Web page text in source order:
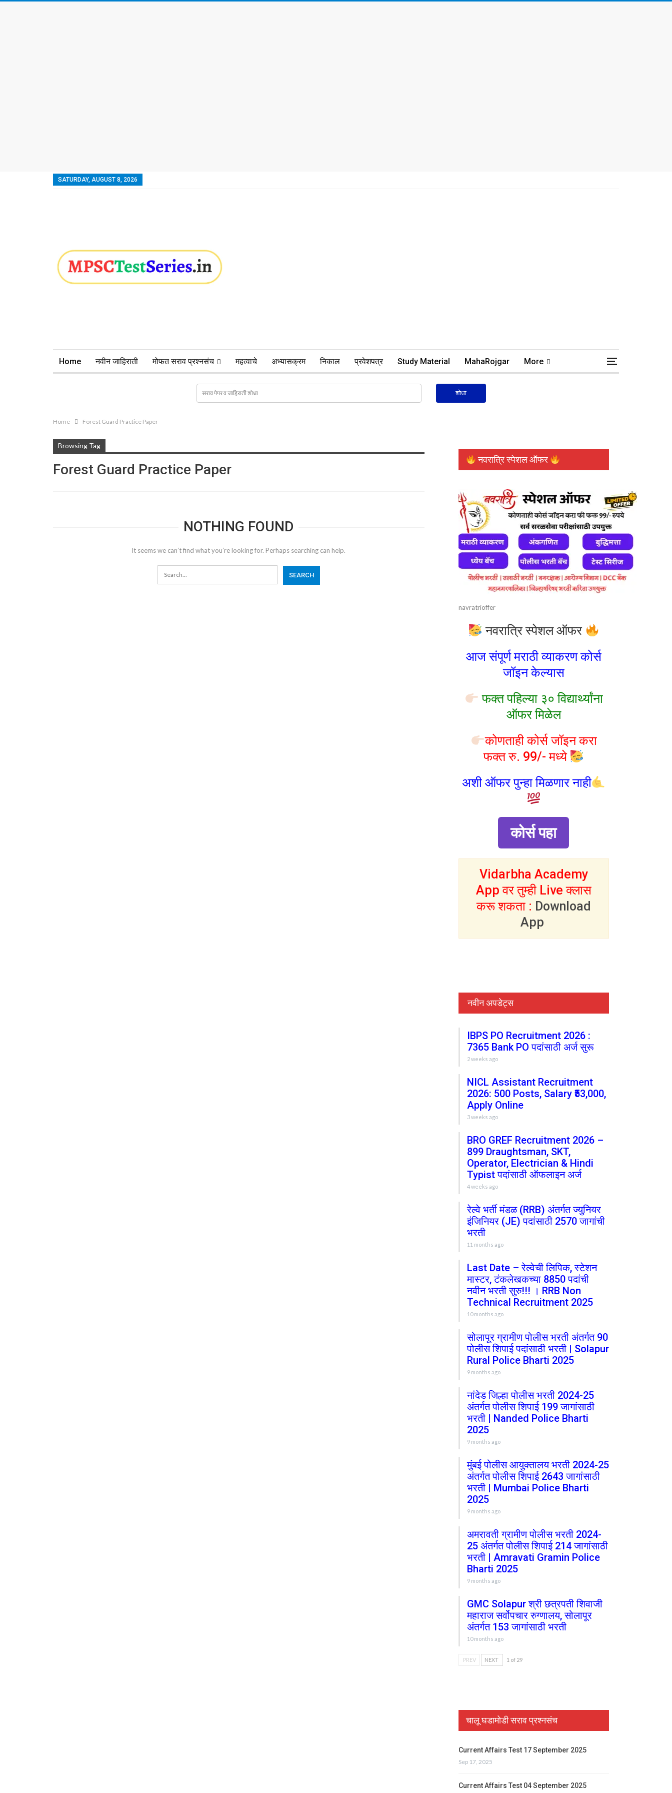
SATURDAY, AUGUST 8, 2026
Home नवीन जाहिराती मोफत सराव प्रश्नसंच महत्वाचे अभ्यासक्रम निकाल प्रवेशपत्र Study Material MahaRojgar More
Home Forest Guard Practice Paper
Browsing Tag
Forest Guard Practice Paper
NOTHING FOUND
It seems we can’t find what you’re looking for. Perhaps searching can help.
नवरात्रि स्पेशल ऑफर
navratrioffer
नवरात्रि स्पेशल ऑफर
आज संपूर्ण मराठी व्याकरण कोर्स
जॉइन केल्यास
फक्त पहिल्या ३० विद्यार्थ्यांना
ऑफर मिळेल
कोणताही कोर्स जॉइन करा
फक्त रु. 99/- मध्ये
अशी ऑफर पुन्हा मिळणार नाही
कोर्स पहा
Vidarbha Academy
App वर तुम्ही Live क्लास
करू शकता : Download
App
नवीन अपडेट्स
IBPS PO Recruitment 2026 :
7365 Bank PO पदांसाठी अर्ज सुरू
2 weeks ago
NICL Assistant Recruitment
2026: 500 Posts, Salary ₹53,000,
Apply Online
3 weeks ago
BRO GREF Recruitment 2026 –
899 Draughtsman, SKT,
Operator, Electrician & Hindi
Typist पदांसाठी ऑफलाइन अर्ज
4 weeks ago
रेल्वे भर्ती मंडळ (RRB) अंतर्गत ज्युनियर
इंजिनियर (JE) पदांसाठी 2570 जागांची
भरती
11 months ago
Last Date – रेल्वेची लिपिक, स्टेशन
मास्टर, टंकलेखकच्या 8850 पदांची
नवीन भरती सुरु!!! । RRB Non
Technical Recruitment 2025
10 months ago
सोलापूर ग्रामीण पोलीस भरती अंतर्गत 90
पोलीस शिपाई पदांसाठी भरती | Solapur
Rural Police Bharti 2025
9 months ago
नांदेड जिल्हा पोलीस भरती 2024-25
अंतर्गत पोलीस शिपाई 199 जागांसाठी
भरती | Nanded Police Bharti
2025
9 months ago
मुंबई पोलीस आयुक्तालय भरती 2024-25
अंतर्गत पोलीस शिपाई 2643 जागांसाठी
भरती | Mumbai Police Bharti
2025
9 months ago
अमरावती ग्रामीण पोलीस भरती 2024-
25 अंतर्गत पोलीस शिपाई 214 जागांसाठी
भरती | Amravati Gramin Police
Bharti 2025
9 months ago
GMC Solapur श्री छत्रपती शिवाजी
महाराज सर्वोपचार रुग्णालय, सोलापूर
अंतर्गत 153 जागांसाठी भरती
10 months ago
PREV NEXT 1 of 29
चालू घडामोडी सराव प्रश्नसंच
Current Affairs Test 17 September 2025
Sep 17, 2025
Current Affairs Test 04 September 2025